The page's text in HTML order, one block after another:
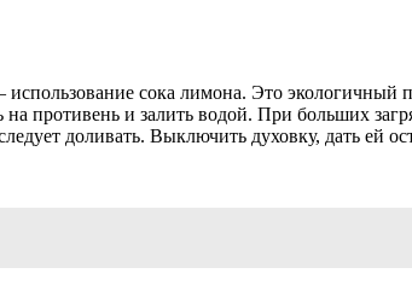
сока лимона. Это экологичный
противень и залить водой. При больших
доливать. Выключить духовку, дать ей